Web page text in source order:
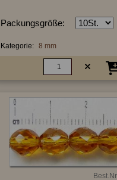
Packungsgröße:
Kategorie: 8 mm